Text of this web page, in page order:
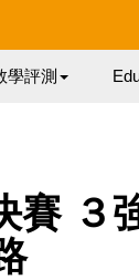
學評測
賽 ３